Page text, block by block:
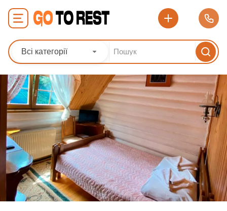
Всі категорії